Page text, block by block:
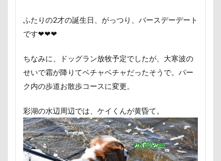
ふたりの2才の誕生日、がっつり、バースデーデート
です❤❤❤
ちなみに、ドッグラン放牧予定でしたが、大寒波の
せいで霜が降りてベチャベチャだったそうで。パー
ク内の歩道お散歩コースに変更。
彩湖の水辺周辺では、ケイくんが黄昏て。
ペット用バスタブ
ペット名刺
ペット同伴可飲食店
ペットステージ（Petstages）
マウントジーンズ
マハロちゃん
マテ マザー牧場
マサラちゃん
マグカップ
マウントジーンズ那須
ポテチくん
ポチくん ポストカード
ポケモン
ペットドック
ペットショップ マリンちゃん
ブルブル
ブリーダー ブリキ看板
ブランチ